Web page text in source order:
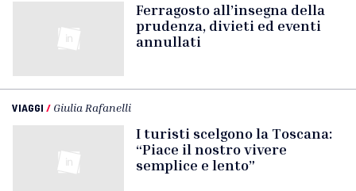
Ferragosto all’insegna della
prudenza, divieti ed eventi
annullati
VIAGGI / Giulia Rafanelli
I turisti scelgono la Toscana:
“Piace il nostro vivere
semplice e lento”